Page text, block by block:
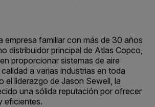
empresa familiar con más de 30 años
distribuidor principal de Atlas Copco,
proporcionar sistemas de aire
a varias industrias en toda
el liderazgo de Jason Sewell, la
una sólida reputación por ofrecer
eficientes.